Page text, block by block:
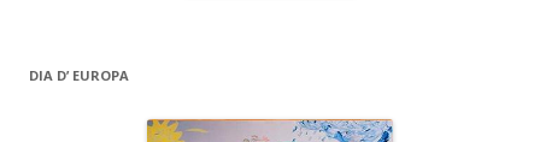
DIA D’ EUROPA